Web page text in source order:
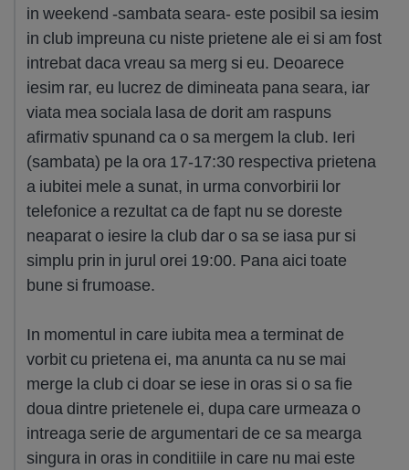
in weekend -sambata seara- este posibil sa iesim
in club impreuna cu niste prietene ale ei si am fost
intrebat daca vreau sa merg si eu. Deoarece
iesim rar, eu lucrez de dimineata pana seara, iar
viata mea sociala lasa de dorit am raspuns
afirmativ spunand ca o sa mergem la club. Ieri
(sambata) pe la ora 17-17:30 respectiva prietena
a iubitei mele a sunat, in urma convorbirii lor
telefonice a rezultat ca de fapt nu se doreste
neaparat o iesire la club dar o sa se iasa pur si
simplu prin in jurul orei 19:00. Pana aici toate
bune si frumoase.
In momentul in care iubita mea a terminat de
vorbit cu prietena ei, ma anunta ca nu se mai
merge la club ci doar se iese in oras si o sa fie
doua dintre prietenele ei, dupa care urmeaza o
intreaga serie de argumentari de ce sa mearga
singura in oras in conditiile in care nu mai este